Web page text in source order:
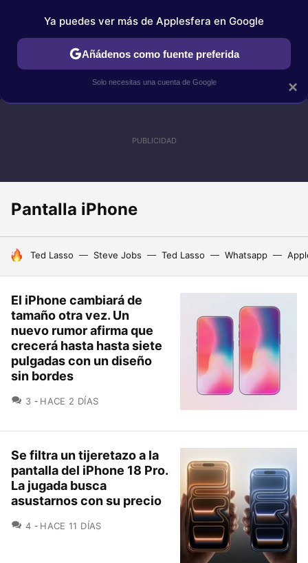
IPHONE TUTORIALES APPLESFERA SELECCIÓN
Pantalla iPhone
HOY SE HABLA DE
Ted Lasso Steve Jobs Ted Lasso Whatsapp
El iPhone cambiará de
tamaño otra vez. Un
nuevo rumor afirma que
crecerá hasta hasta siete
pulgadas con un diseño
sin bordes
3 COMENTARIOS
HACE 2 DÍAS
Se filtra un tijeretazo a la
pantalla del iPhone 18 Pro.
La jugada busca
asustarnos con su precio
4 COMENTARIOS
HACE 11 DÍAS
×
Ya puedes ver más de Applesfera en Google
Añádenos como fuente preferida
Solo necesitas una cuenta de Google